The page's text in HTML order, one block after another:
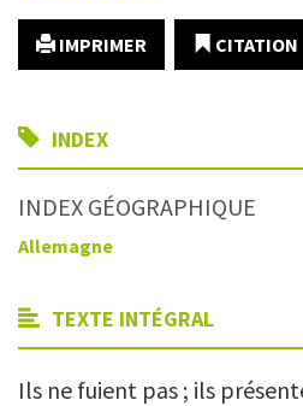
IMPRIMER CITATION
INDEX
INDEX GÉOGRAPHIQUE
Allemagne
TEXTE INTÉGRAL
Ils ne fuient pas ; ils